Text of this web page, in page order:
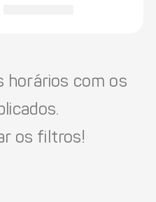
horários com os
os filtros!